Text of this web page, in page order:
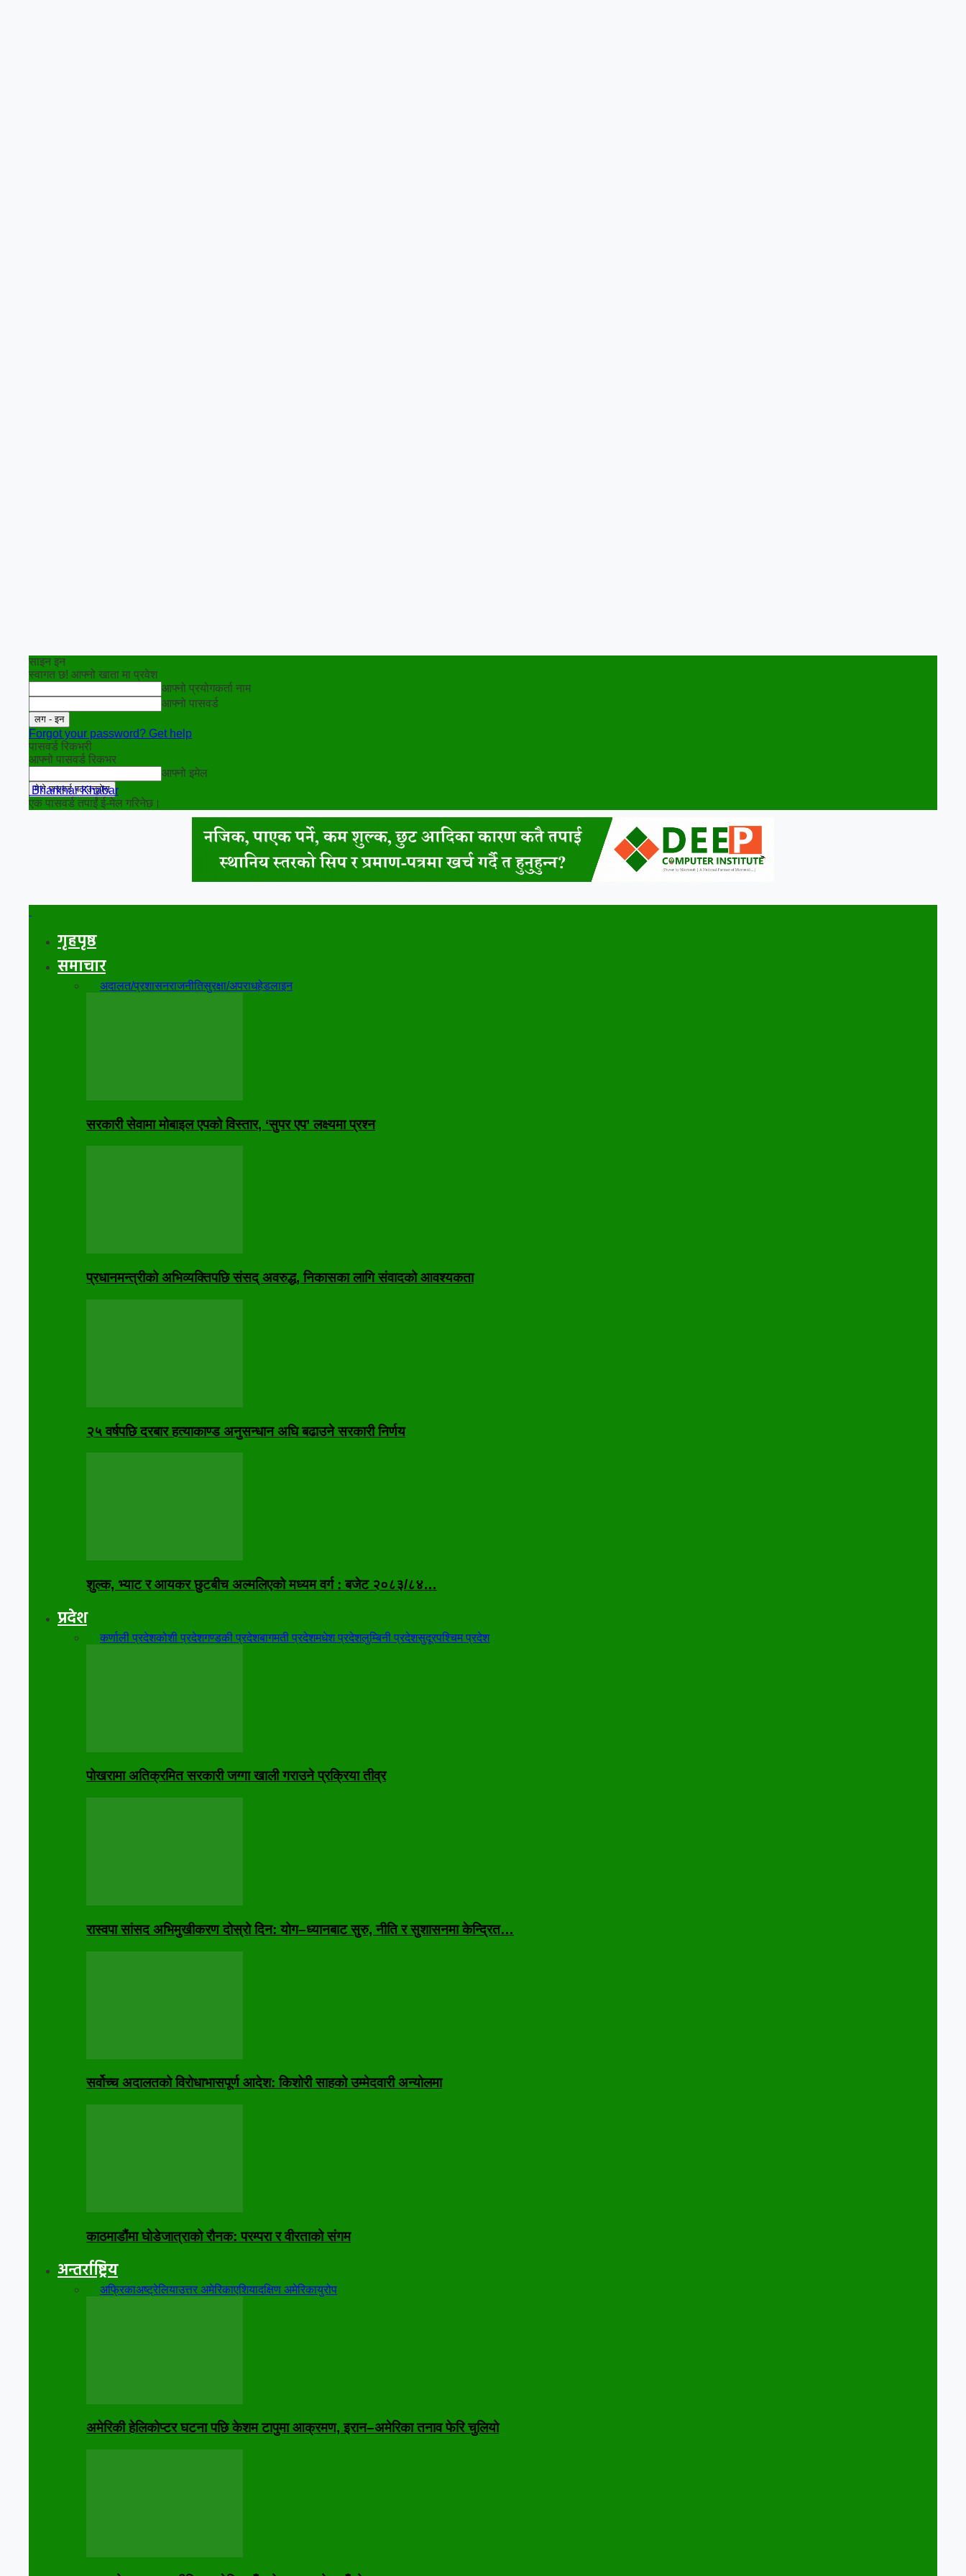
साइन इन
स्वागत छ! आफ्नो खाता मा प्रवेश
आफ्नो प्रयोगकर्ता नाम
आफ्नो पासवर्ड
Forgot your password? Get help
पासवर्ड रिकभरी
आफ्नो पासवर्ड रिकभर
आफ्नो इमेल
एक पासवर्ड तपाईं ई-मेल गरिनेछ।
Bharkhar Khabar
गृहपृष्ठ
समाचार
अदालत/प्रशासनराजनीतिसुरक्षा/अपराधहेडलाइन
सरकारी सेवामा मोबाइल एपको विस्तार, ‘सुपर एप’ लक्ष्यमा प्रश्न
प्रधानमन्त्रीको अभिव्यक्तिपछि संसद् अवरुद्ध, निकासका लागि संवादको आवश्यकता
२५ वर्षपछि दरबार हत्याकाण्ड अनुसन्धान अघि बढाउने सरकारी निर्णय
शुल्क, भ्याट र आयकर छुटबीच अल्मलिएको मध्यम वर्ग : बजेट २०८३/८४…
प्रदेश
सबैकर्णाली प्रदेशकोशी प्रदेशगण्डकी प्रदेशबागमती प्रदेशमधेश प्रदेशलुम्बिनी प्रदेशसुदूरपश्चिम प्रदेश
पोखरामा अतिक्रमित सरकारी जग्गा खाली गराउने प्रक्रिया तीव्र
रास्वपा सांसद अभिमुखीकरण दोस्रो दिन: योग–ध्यानबाट सुरु, नीति र सुशासनमा केन्द्रित…
सर्वोच्च अदालतको विरोधाभासपूर्ण आदेश: किशोरी साहको उम्मेदवारी अन्योलमा
काठमाडौंमा घोडेजात्राको रौनक: परम्परा र वीरताको संगम
अन्तर्राष्ट्रिय
अफ्रिकाअष्ट्रेलियाउत्तर अमेरिकाएशियादक्षिण अमेरिकायुरोप
अमेरिकी हेलिकोप्टर घटना पछि केशम टापुमा आक्रमण, इरान–अमेरिका तनाव फेरि चुलियो